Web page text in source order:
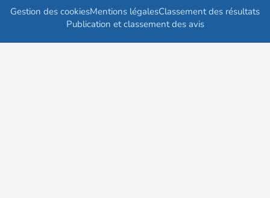
Gestion des cookiesMentions légalesClassement des résultats
Publication et classement des avis